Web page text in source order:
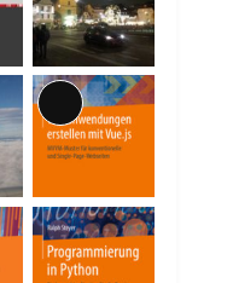
Lange
Beschreibung